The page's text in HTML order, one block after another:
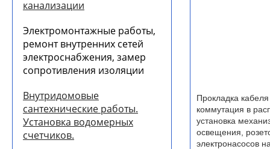
канализации
Электромонтажные работы,
ремонт внутренних сетей
электроснабжения, замер
сопротивления изоляции
Внутридомовые
сантехнические работы.
Установка водомерных
счетчиков.
Прокладка
коммутация в
установка
освещения,
электронасосов